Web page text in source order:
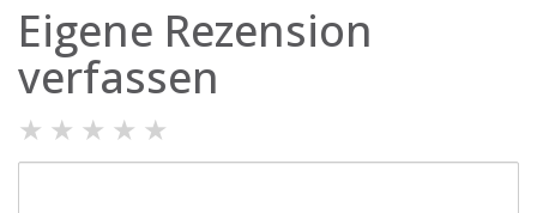
Eigene Rezension
verfassen
★ ★ ★ ★ ★